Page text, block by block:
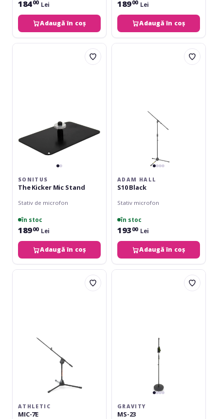
18400 Lei
Adaugă în coș
18900 Lei
Adaugă în coș
Sonitus
SONITUS
The Kicker Mic Stand
Stativ de microfon
în stoc
18900 Lei
Adaugă în coș
Adam
ADAM HALL
S10 Black
Stativ microfon
în stoc
19300 Lei
Adaugă în coș
Athletic
ATHLETIC
MIC-7E
Gravity
GRAVITY
MS-23